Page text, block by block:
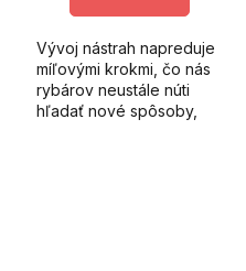
Vývoj nástrah napreduje
míľovými krokmi, čo nás
rybárov neustále núti
hľadať nové spôsoby,